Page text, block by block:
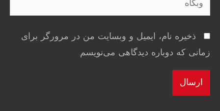
ذخیره نام، ایمیل و وبسایت من در مرورگر برای
زمانی که دوباره دیدگاهی می‌نویسم.